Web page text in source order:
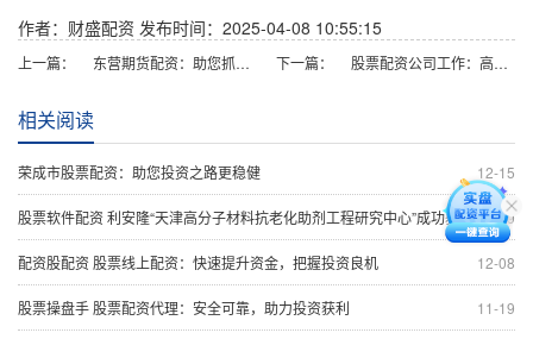
作者：财盛配资 发布时间：2025-04-08 10:55:15
上一篇： 东营期货配资：助您抓住市场机遇，实现财富增值 下一篇： 股票配资公司工作：高收益高风险的金融行业
相关阅读
12-15
荣成市股票配资：助您投资之路更稳健
11-19
股票软件配资 利安隆“天津高分子材料抗老化助剂工程研究中心”成功获批 实现科委等三部门认定大满贯
12-08
配资股配资 股票线上配资：快速提升资金，把握投资良机
11-19
股票操盘手 股票配资代理：安全可靠，助力投资获利